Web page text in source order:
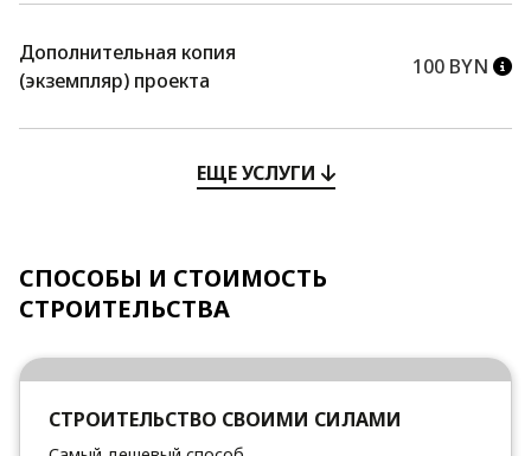
Дополнительная копия
(экземпляр) проекта
100 BYN
ЕЩЕ УСЛУГИ
СПОСОБЫ И СТОИМОСТЬ
СТРОИТЕЛЬСТВА
СТРОИТЕЛЬСТВО СВОИМИ СИЛАМИ